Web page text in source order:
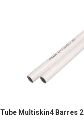
Tube Multiskin4 Barres